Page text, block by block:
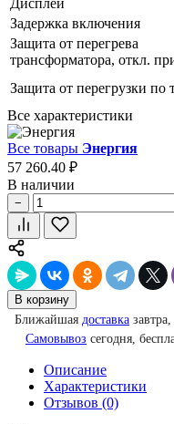
Задержка включения
Защита от перегрева
трансформатора, откл.
Защита от перегрузки по
Все характеристики
Все товары Энергия
57 260.40 ₽
В наличии
−
В корзину
Ближайшая доставка
Самовывоз сегодня,
Описание
Характеристики
Отзывов (0)